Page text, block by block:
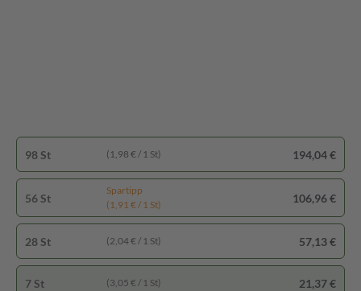
98 St (1,98 € / 1 St) 194,04 €
56 St
Spartipp
(1,91 € / 1 St)
106,96 €
28 St (2,04 € / 1 St) 57,13 €
7 St (3,05 € / 1 St) 21,37 €